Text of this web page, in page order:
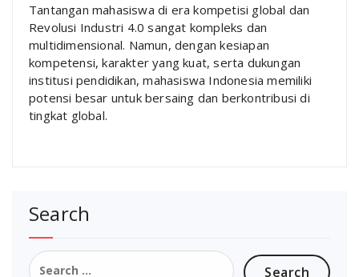
Tantangan mahasiswa di era kompetisi global dan
Revolusi Industri 4.0 sangat kompleks dan
multidimensional. Namun, dengan kesiapan
kompetensi, karakter yang kuat, serta dukungan
institusi pendidikan, mahasiswa Indonesia memiliki
potensi besar untuk bersaing dan berkontribusi di
tingkat global.
Search
Search